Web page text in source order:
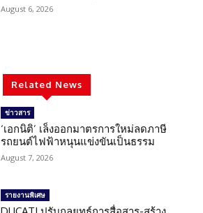
August 6, 2026
Related News
ข่าวสาร
‘เอกนิติ’ เล็งออกมาตรการใหม่ลดภาษี
รถยนต์ไฟฟ้าหนุนแข่งขันเป็นธรรม
August 7, 2026
รายงานพิเศษ